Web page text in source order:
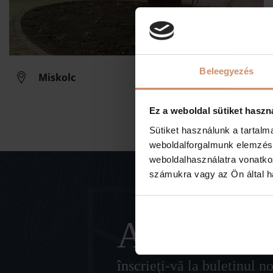
Beleegyezés
Ez a weboldal sütiket
Sütiket használunk a
weboldalforgalmunk
weboldalhasználatra
számukra vagy az Ön által
Miskolc
Abonați-vă,
înscrieţi-vă la buletinul